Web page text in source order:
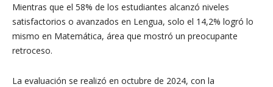
Mientras que el 58% de los estudiantes alcanzó niveles
satisfactorios o avanzados en Lengua, solo el 14,2% logró lo
mismo en Matemática, área que mostró un preocupante
retroceso.
La evaluación se realizó en octubre de 2024, con la